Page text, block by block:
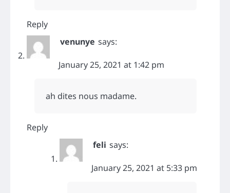
Reply
venunye says:
January 25, 2021 at 1:42 pm
ah dites nous madame.
Reply
feli says:
January 25, 2021 at 5:33 pm